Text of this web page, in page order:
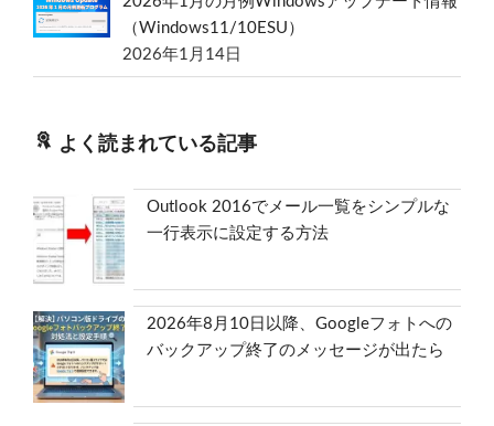
（Windows11/10ESU）
2026年1月14日
よく読まれている記事
Outlook 2016でメール一覧をシンプルな
一行表示に設定する方法
2026年8月10日以降、Googleフォトへの
バックアップ終了のメッセージが出たら